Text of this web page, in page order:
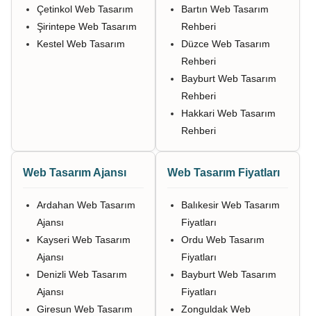
Çetinkol Web Tasarım
Şirintepe Web Tasarım
Kestel Web Tasarım
Bartın Web Tasarım
Rehberi
Düzce Web Tasarım
Rehberi
Bayburt Web Tasarım
Rehberi
Hakkari Web Tasarım
Rehberi
Web Tasarım Ajansı
Ardahan Web Tasarım
Ajansı
Kayseri Web Tasarım
Ajansı
Denizli Web Tasarım
Ajansı
Giresun Web Tasarım
Web Tasarım Fiyatları
Balıkesir Web Tasarım
Fiyatları
Ordu Web Tasarım
Fiyatları
Bayburt Web Tasarım
Fiyatları
Zonguldak Web